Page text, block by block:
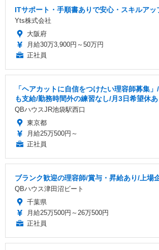
ITサポート・手順書ありで安心・スキルアッ
Yts株式会社
大阪府
月給30万3,900円～50万円
正社員
「ヘアカットに自信をつけたい理容師募集
も支給/勤務時間外の練習なし/月3日希望休
QBハウスJR池袋駅西口
東京都
月給25万500円～
正社員
ブランク歓迎の理容師/賞与・昇給あり/上場
QBハウス津田沼ビート
千葉県
月給25万500円～26万500円
正社員